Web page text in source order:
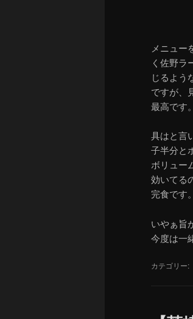
メニュー
く佐野ラ
じるよう
ですが、
最高です
具はと言
子半分と
ボリュー
効いてる
完食です。
いやぁ旨
今度は一
カテゴリー: